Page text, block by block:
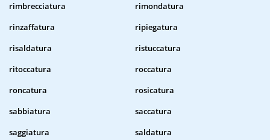
rimbrecciatura
rimondatura
rinzaffatura
ripiegatura
risaldatura
ristuccatura
ritoccatura
roccatura
roncatura
rosicatura
sabbiatura
saccatura
saggiatura
saldatura